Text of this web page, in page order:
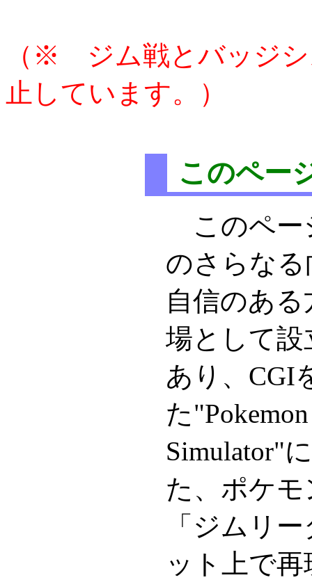
（※ ジム戦とバッジシ
止しています。）
このペー
このペー
のさらな
自信のあ
場として
あり、CGI
た
Simulator"
た、ポケ
「ジムリ
ット上で